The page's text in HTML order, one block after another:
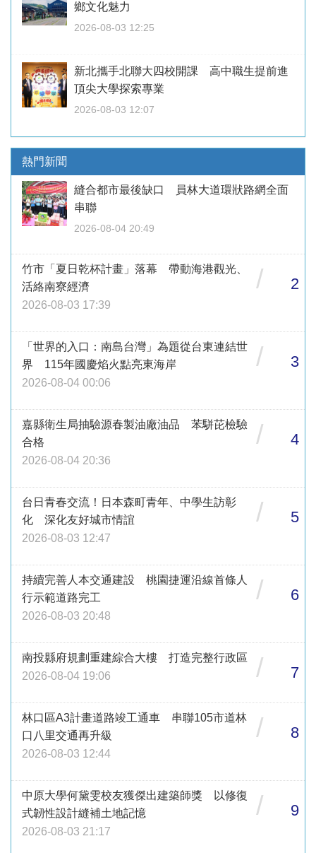
鄉文化魅力
2026-08-03 12:25
新北攜手北聯大四校開課 高中職生提前進
頂尖大學探索專業
2026-08-03 12:07
熱門新聞
縫合都市最後缺口 員林大道環狀路網全面
串聯
2026-08-04 20:49
竹市「夏日乾杯計畫」落幕 帶動海港觀光、
活絡南寮經濟
2026-08-03 17:39
/ 2
「世界的入口：南島台灣」為題從台東連結世
界 115年國慶焰火點亮東海岸
2026-08-04 00:06
/ 3
嘉縣衛生局抽驗源春製油廠油品 苯駢芘檢驗
合格
2026-08-04 20:36
/ 4
台日青春交流！日本森町青年、中學生訪彰
化 深化友好城市情誼
2026-08-03 12:47
/ 5
持續完善人本交通建設 桃園捷運沿線首條人
行示範道路完工
2026-08-03 20:48
/ 6
南投縣府規劃重建綜合大樓 打造完整行政區
2026-08-04 19:06
/ 7
林口區A3計畫道路竣工通車 串聯105市道林
口八里交通再升級
2026-08-03 12:44
/ 8
中原大學何黛雯校友獲傑出建築師獎 以修復
式韌性設計縫補土地記憶
2026-08-03 21:17
/ 9